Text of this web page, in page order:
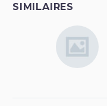
SIMILAIRES